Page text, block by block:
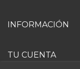
INFORMACIÓN
TU CUENTA